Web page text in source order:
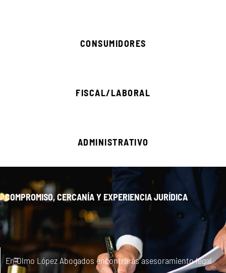
CONSUMIDORES
FISCAL/LABORAL
ADMINISTRATIVO
COMPROMISO, CERCANÍA Y EXPERIENCIA JURÍDICA
En Olmo López Abogados encontrarás asesoramiento legal